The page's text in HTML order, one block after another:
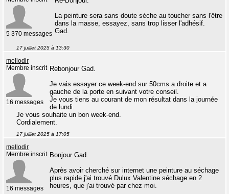
5 370 messages
La peinture sera sans doute sèche au toucher sans l'être
dans la masse, essayez, sans trop lisser l'adhésif.
Gad.
17 juillet 2025 à 13:30
mellodir
Membre inscrit
16 messages
Rebonjour Gad.
Je vais essayer ce week-end sur 50cms a droite et a
gauche de la porte en suivant votre conseil.
Je vous tiens au courant de mon résultat dans la journée
de lundi.
Je vous souhaite un bon week-end.
Cordialement.
17 juillet 2025 à 17:05
mellodir
Membre inscrit
16 messages
Bonjour Gad.
Après avoir cherché sur internet une peinture au séchage
plus rapide j'ai trouvé Dulux Valentine séchage en 2
heures, que j'ai trouvé par chez moi.